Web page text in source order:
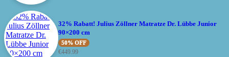
32% Rabatt! Julius Zöllner Matratze Dr. Lübbe Junior
90×200 cm
50% OFF
€449.99